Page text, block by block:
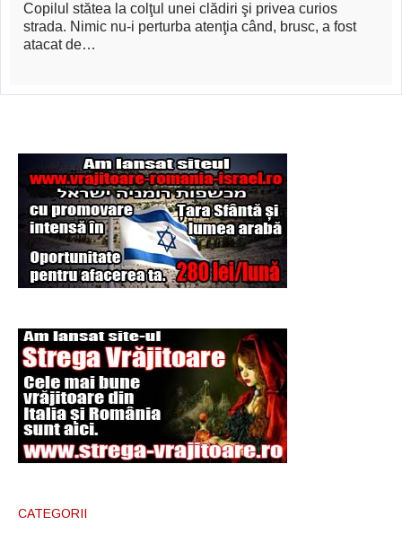
Uimitoarea viaţă a
de sfântul Petre
Vrăjitorul Merlin şi
regele Arthur
Şi-a vândut soţia
pentru un ritual de
Copilul stătea la colţul unei clădiri şi privea curios
strada. Nimic nu-i perturba atenţia când, brusc, a fost
atacat de…
CATEGORII